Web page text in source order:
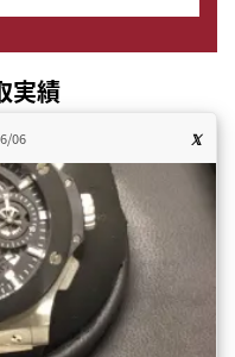
実績
06